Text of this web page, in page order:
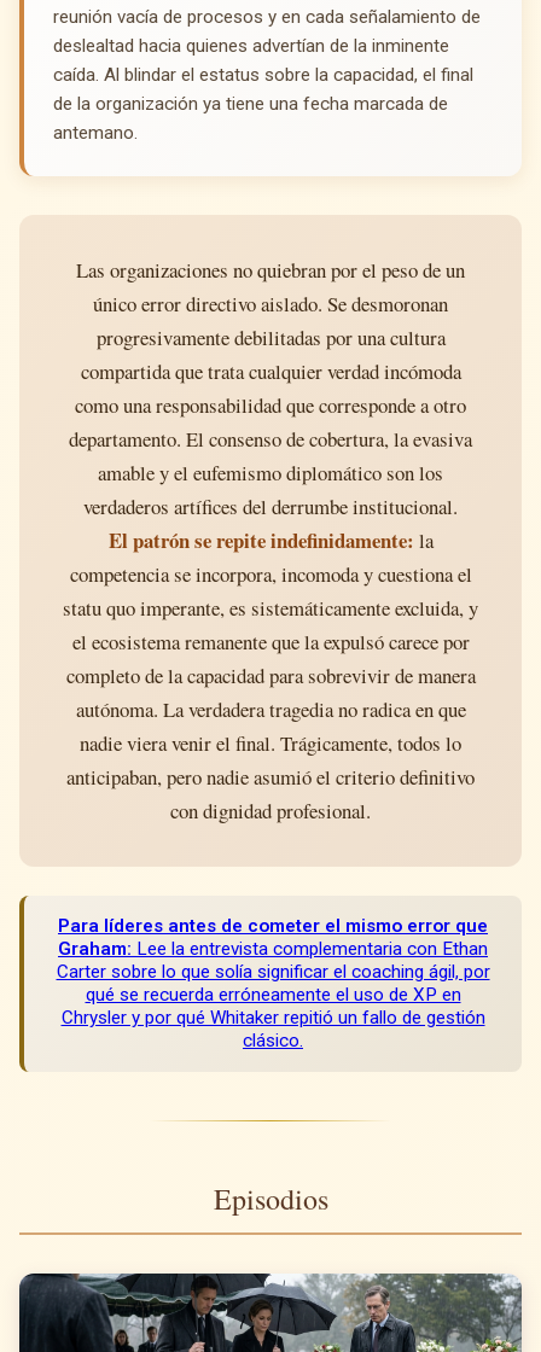
reunión vacía de procesos y en cada señalamiento de
deslealtad hacia quienes advertían de la inminente
caída. Al blindar el estatus sobre la capacidad, el final
de la organización ya tiene una fecha marcada de
antemano.
Las organizaciones no quiebran por el peso de un
único error directivo aislado. Se desmoronan
progresivamente debilitadas por una cultura
compartida que trata cualquier verdad incómoda
como una responsabilidad que corresponde a otro
departamento. El consenso de cobertura, la evasiva
amable y el eufemismo diplomático son los
verdaderos artífices del derrumbe institucional.
El patrón se repite indefinidamente: la
competencia se incorpora, incomoda y cuestiona el
statu quo imperante, es sistemáticamente excluida, y
el ecosistema remanente que la expulsó carece por
completo de la capacidad para sobrevivir de manera
autónoma. La verdadera tragedia no radica en que
nadie viera venir el final. Trágicamente, todos lo
anticipaban, pero nadie asumió el criterio definitivo
con dignidad profesional.
Para líderes antes de cometer el mismo error que
Graham: Lee la entrevista complementaria con Ethan
Carter sobre lo que solía significar el coaching ágil, por
qué se recuerda erróneamente el uso de XP en
Chrysler y por qué Whitaker repitió un fallo de gestión
clásico.
Episodios